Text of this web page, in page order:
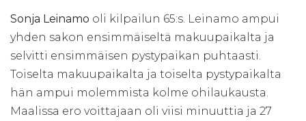
Sonja Leinamo oli kilpailun 65:s. Leinamo ampui
yhden sakon ensimmäiseltä makuupaikalta ja
selvitti ensimmäisen pystypaikan puhtaasti.
Toiselta makuupaikalta ja toiselta pystypaikalta
hän ampui molemmista kolme ohilaukausta.
Maalissa ero voittajaan oli viisi minuuttia ja 27